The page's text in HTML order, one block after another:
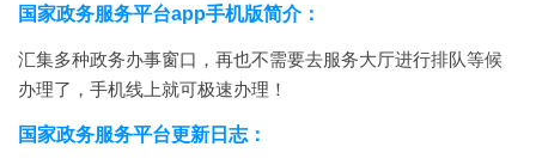
国家政务服务平台app手机版简介：
汇集多种政务办事窗口，再也不需要去服务大厅进行排队等候
办理了，手机线上就可极速办理！
国家政务服务平台更新日志：